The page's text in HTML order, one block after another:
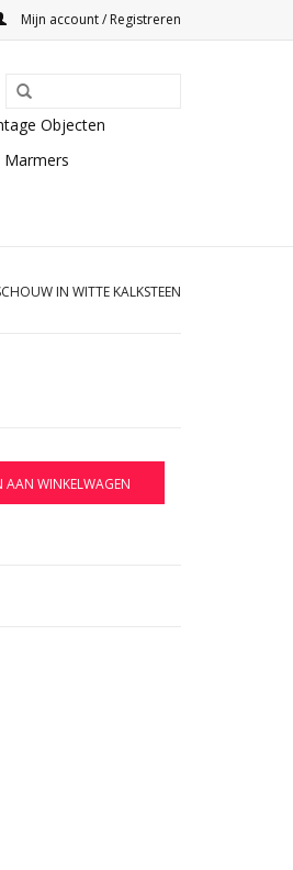
Mijn account / Registreren
Objecten
Marmers
IN WITTE KALKSTEEN
AAN WINKELWAGEN